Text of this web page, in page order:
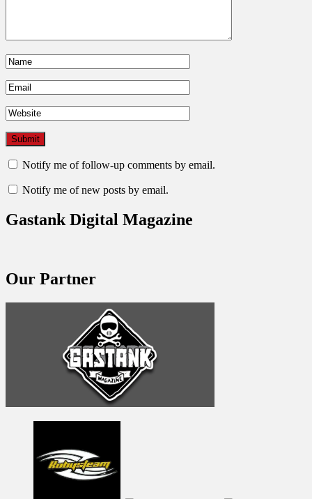
Notify me of follow-up comments by email.
Notify me of new posts by email.
Gastank Digital Magazine
Our Partner